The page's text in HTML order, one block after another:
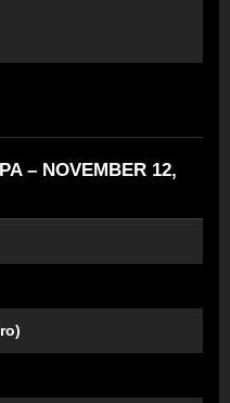
– NOVEMBER 12,